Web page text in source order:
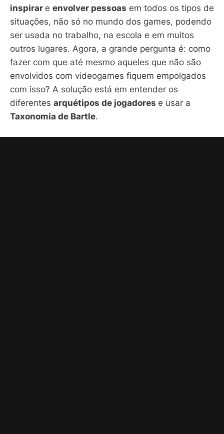
inspirar e envolver pessoas em todos os tipos de
situações, não só no mundo dos games, podendo
ser usada no trabalho, na escola e em muitos
outros lugares. Agora, a grande pergunta é: como
fazer com que até mesmo aqueles que não são
envolvidos com videogames fiquem empolgados
com isso? A solução está em entender os
diferentes arquétipos de jogadores e usar a
Taxonomia de Bartle.